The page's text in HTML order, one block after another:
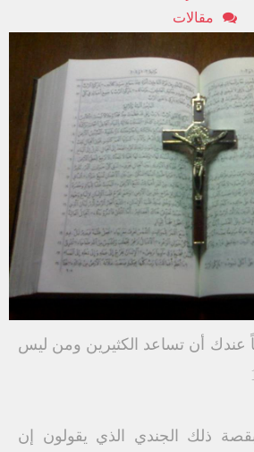
مقالات
عندك أن تساعد الكثيرين ومن ليس
ذلك الجندي الذي يقولون إن